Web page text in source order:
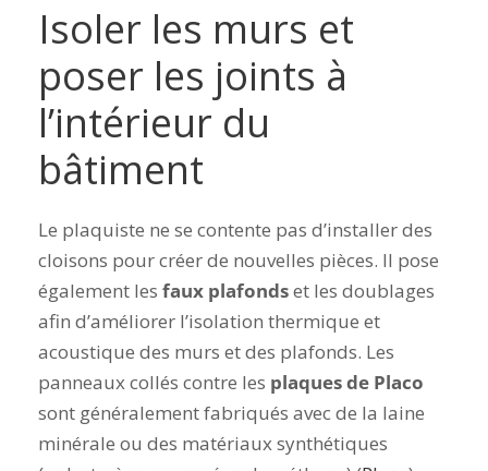
Isoler les murs et
poser les joints à
l’intérieur du
bâtiment
Le plaquiste ne se contente pas d’installer des
cloisons pour créer de nouvelles pièces. Il pose
également les faux plafondset les doublages
afin d’améliorer l’isolation thermique et
acoustique des murs et des plafonds. Les
panneaux collés contre les plaques de Placo
sont généralement fabriqués avec de la laine
minérale ou des matériaux synthétiques